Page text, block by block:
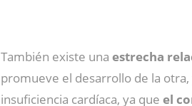
También existe una estrecha
promueve el desarrollo de la
insuficiencia cardíaca, ya que el